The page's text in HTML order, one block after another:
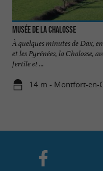
Musée de la Chalosse
À quelques minutes de Dax,
et les Pyrénées, la Chalosse,
fertile et ...
14 m - Montfort-en-